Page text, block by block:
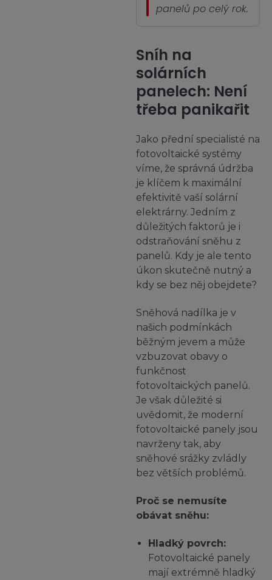
panelů po celý rok.
Sníh na
solárních
panelech: Není
třeba panikařit
Jako přední specialisté na
fotovoltaické systémy
víme, že správná údržba
je klíčem k maximální
efektivitě vaší solární
elektrárny. Jedním z
důležitých faktorů je i
odstraňování sněhu z
panelů. Kdy je ale tento
úkon skutečně nutný a
kdy se bez něj obejdete?
Sněhová nadílka je v
našich podmínkách
běžným jevem a může
vzbuzovat obavy o
funkčnost
fotovoltaických panelů.
Je však důležité si
uvědomit, že moderní
fotovoltaické panely jsou
navrženy tak, aby
sněhové srážky zvládly
bez větších problémů.
Proč se nemusíte
obávat sněhu:
Hladký povrch:
Fotovoltaické panely
mají extrémně hladký